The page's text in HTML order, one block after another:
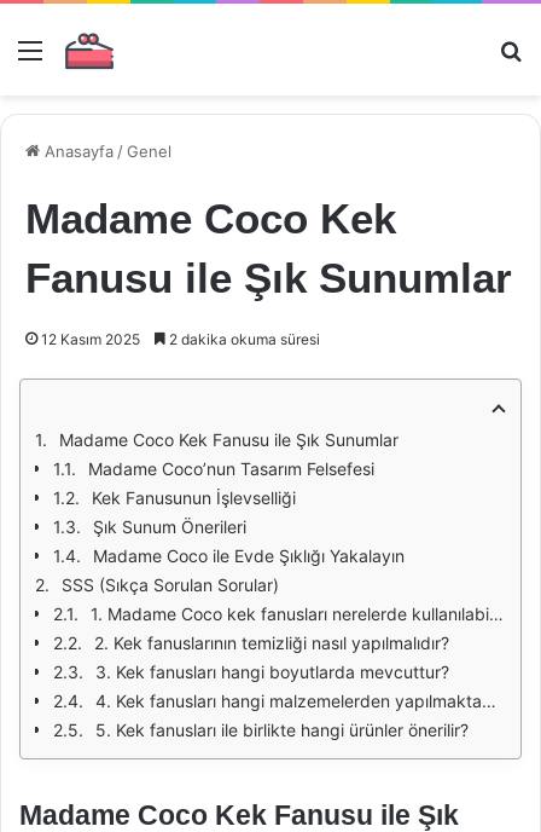
Menü
Anasayfa /Genel
Madame Coco Kek
Fanusu ile Şık Sunumlar
12 Kasım 2025 2 dakika okuma süresi
Madame Coco Kek Fanusu ile Şık Sunumlar
Madame Coco’nun Tasarım Felsefesi
Kek Fanusunun İşlevselliği
Şık Sunum Önerileri
Madame Coco ile Evde Şıklığı Yakalayın
SSS (Sıkça Sorulan Sorular)
1. Madame Coco kek fanusları nerelerde kullanılabilir?
2. Kek fanuslarının temizliği nasıl yapılmalıdır?
3. Kek fanusları hangi boyutlarda mevcuttur?
4. Kek fanusları hangi malzemelerden yapılmaktadır?
5. Kek fanusları ile birlikte hangi ürünler önerilir?
Madame Coco Kek Fanusu ile Şık